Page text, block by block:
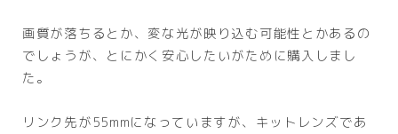
画質が落ちるとか、変な光が映り込む可能性とかあるの
でしょうが、とにかく安心したいがために購入しまし
た。
リンク先が55mmになっていますが、キットレンズであ